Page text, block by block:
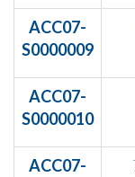
ACC07-
S0000009
ACC07-
S0000010
ACC07-